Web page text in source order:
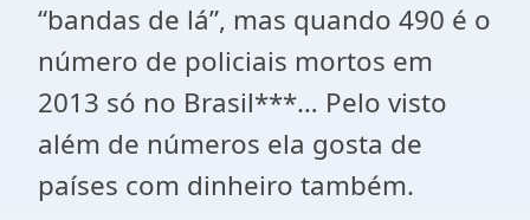
“bandas de lá”, mas quando 490 é o
número de policiais mortos em
2013 só no Brasil***… Pelo visto
além de números ela gosta de
países com dinheiro também.